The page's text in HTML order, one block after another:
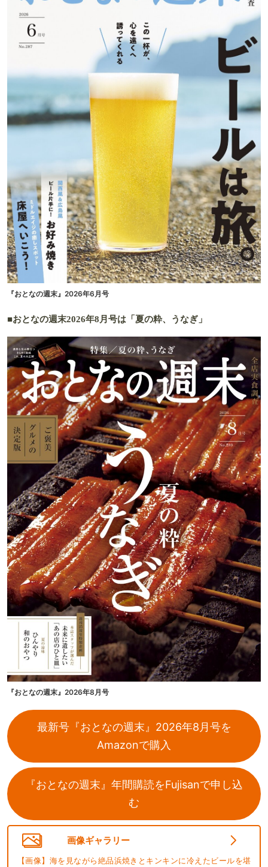
『おとなの週末』2026年6月号
■おとなの週末2026年8月号は「夏の粋、うなぎ」
『おとなの週末』2026年8月号
最新号『おとなの週末』2026年8月号を
Amazonで購入
『おとなの週末』年間購読をFujisanで申し込
む
画像ギャラリー
【画像】海を見ながら絶品浜焼きとキンキンに冷えたビールを堪